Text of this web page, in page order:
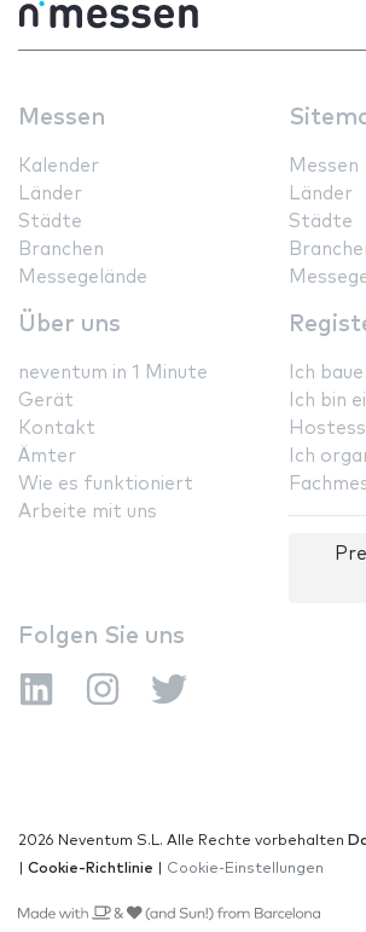
Messen
Kalender
Länder
Städte
Branchen
Messegelände
Messen
Länder
Städte
Über uns
neventum in 1 Minute
Gerät
Kontakt
Ämter
Wie es funktioniert
Arbeite mit uns
Ich
Ich bin
Ich
Folgen Sie uns
2026 Neventum S.L. Alle Rechte vorbehalten
Cookie-Richtlinie Cookie-Einstellungen